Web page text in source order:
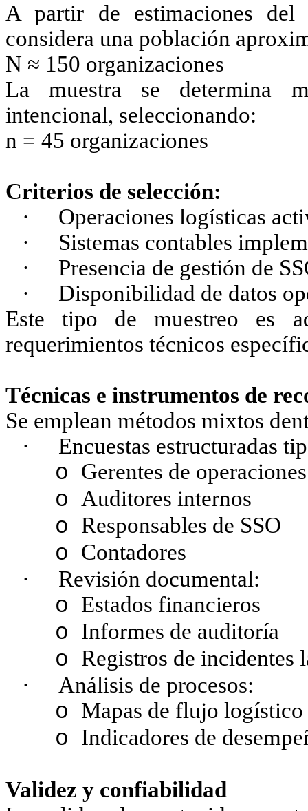
A partir de estimaciones del
considera una población
N ≈ 150 organizaciones
La muestra se determina
intencional, seleccionando:
n = 45 organizaciones
Criterios de selección:
·
Operaciones logísticas
·
Sistemas contables
·
Presencia de gestión de
·
Disponibilidad de datos
Este tipo de muestreo es
requerimientos técnicos
Técnicas e instrumentos de
Se emplean métodos mixtos
·
Encuestas estructuradas
o Gerentes de operaciones
o Auditores internos
o Responsables de SSO
o Contadores
·
Revisión documental:
o Estados financieros
o Informes de auditoría
o Registros de incidentes
·
Análisis de procesos:
o Mapas de flujo logístico
o Indicadores de
Validez y confiabilidad